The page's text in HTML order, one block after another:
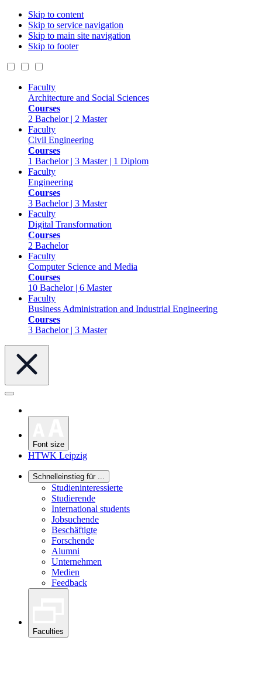
Skip to content
Skip to service navigation
Skip to main site navigation
Skip to footer
Faculty
Architecture and Social Sciences
Courses
2 Bachelor | 2 Master
Faculty
Civil Engineering
Courses
1 Bachelor | 3 Master | 1 Diplom
Faculty
Engineering
Courses
3 Bachelor | 3 Master
Faculty
Digital Transformation
Courses
2 Bachelor
Faculty
Computer Science and Media
Courses
10 Bachelor | 6 Master
Faculty
Business Administration and Industrial Engineering
Courses
3 Bachelor | 3 Master
Font size
HTWK Leipzig
Schnelleinstieg für ...
Studieninteressierte
Studierende
International students
Jobsuchende
Beschäftigte
Forschende
Alumni
Unternehmen
Medien
Feedback
Faculties